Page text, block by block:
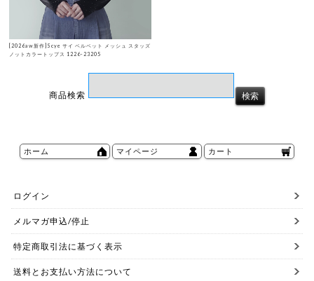
[2026aw新作]Scye サイ ベルベット メッシュ スタッズ
ノットカラートップス 1226-23205
商品検索
ホーム マイページ カート
ログイン
メルマガ申込/停止
特定商取引法に基づく表示
送料とお支払い方法について